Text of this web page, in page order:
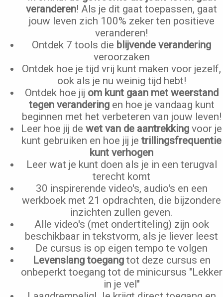
veranderen! Als je dit gaat toepassen, gaat
jouw leven zich 100% zeker ten positieve
veranderen!
Ontdek 7 tools die blijvende verandering
veroorzaken
Ontdek hoe je tijd vrij kunt maken voor jezelf,
ook als je nu weinig tijd hebt!
Ontdek hoe jij om kunt gaan met weerstand
tegen veranderingen hoe je vandaag kunt
beginnen met het verbeteren van jouw leven!
Leer hoe jij de wet van de aantrekking voor je
kunt gebruiken en hoe jij je trillingsfrequentie
kunt verhogen
Leer wat je kunt doen als je in een terugval
terecht komt
30 inspirerende video's, audio's en een
werkboek met 21 opdrachten, die bijzondere
inzichten zullen geven.
Alle video's (met ondertiteling) zijn ook
beschikbaar in tekstvorm, als je liever leest
De cursus is op eigen tempo te volgen
Levenslang toegangtot deze cursus en
onbeperkt toegang tot de minicursus "Lekker
in je vel"